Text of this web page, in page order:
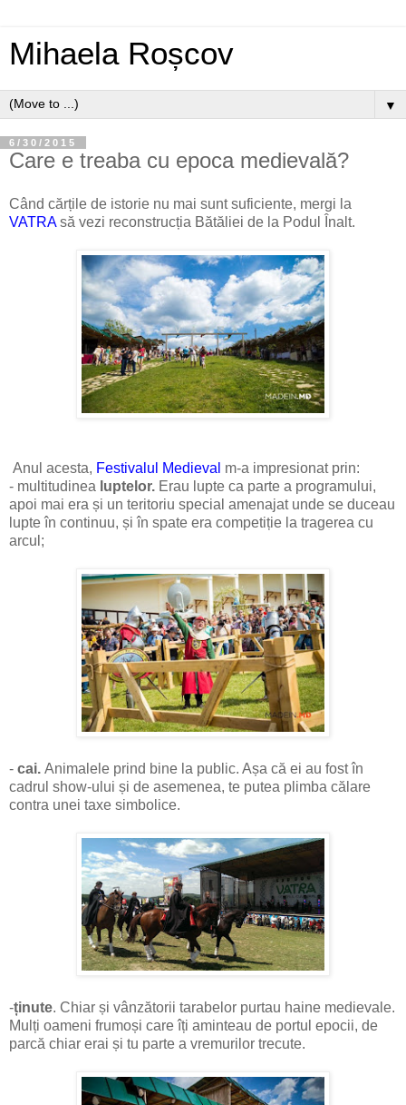
Mihaela Roșcov
▼
6/30/2015
Care e treaba cu epoca medievală?
Când cărțile de istorie nu mai sunt suficiente, mergi la
VATRAsă vezi reconstrucția Bătăliei de la Podul Înalt.
Anul acesta, Festivalul Medieval m-a impresionat prin:
- multitudinea luptelor. Erau lupte ca parte a programului,
apoi mai era și un teritoriu special amenajat unde se duceau
lupte în continuu, și în spate era competiție la tragerea cu
arcul;
- cai. Animalele prind bine la public. Așa că ei au fost în
cadrul show-ului și de asemenea, te putea plimba călare
contra unei taxe simbolice.
-ținute. Chiar și vânzătorii tarabelor purtau haine medievale.
Mulți oameni frumoși care îți aminteau de portul epocii, de
parcă chiar erai și tu parte a vremurilor trecute.